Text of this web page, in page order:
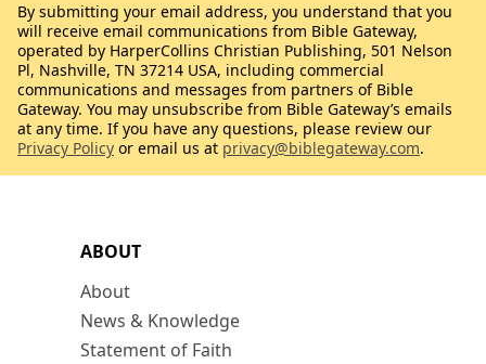
ABOUT
About
News & Knowledge
Statement of Faith
By submitting your email address, you understand that you
will receive email communications from Bible Gateway,
operated by HarperCollins Christian Publishing, 501 Nelson
Pl, Nashville, TN 37214 USA, including commercial
communications and messages from partners of Bible
Gateway. You may unsubscribe from Bible Gateway’s emails
at any time. If you have any questions, please review our
Privacy Policy or email us at privacy@biblegateway.com.